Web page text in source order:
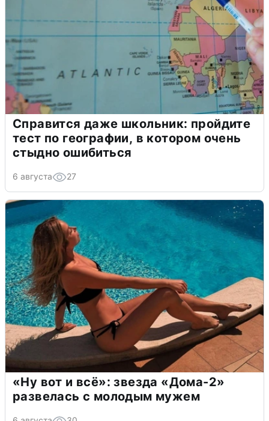
Справится даже школьник: пройдите
тест по географии, в котором очень
стыдно ошибиться
6 августа 27
«Ну вот и всё»: звезда «Дома-2»
развелась с молодым мужем